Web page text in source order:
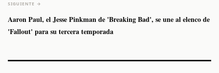
SIGUIENTE →
Aaron Paul, el Jesse Pinkman de 'Breaking Bad', se une al elenco de
'Fallout' para su tercera temporada